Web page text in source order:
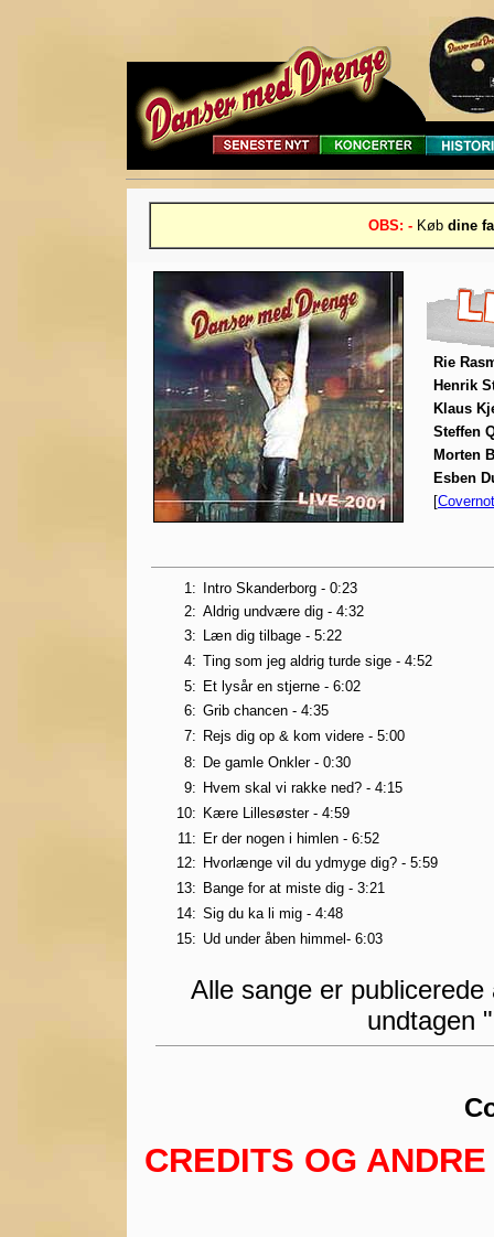
OBS: - Købdine
Rie
Henrik
Klaus
Steffen
Morten
Esben
[
1:
Intro Skanderborg - 0:23
2: Aldrig undvære dig - 4:32
3: Læn dig tilbage - 5:22
4: Ting som jeg aldrig turde sige - 4:52
5: Et lysår en stjerne - 6:02
6: Grib chancen - 4:35
7: Rejs dig op & kom videre - 5:00
8: De gamle Onkler - 0:30
9: Hvem skal vi rakke ned? - 4:15
10: Kære Lillesøster - 4:59
11: Er der nogen i himlen - 6:52
12: Hvorlænge vil du ydmyge dig? - 5:59
13: Bange for at miste dig - 3:21
14: Sig du ka li mig - 4:48
15: Ud under åben himmel- 6:03
Alle sange er
undtagen
CREDITS OG